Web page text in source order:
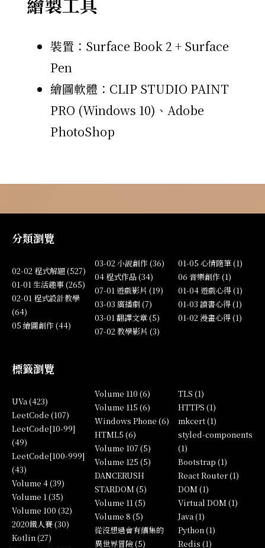
裝置：Surface Book 2 + Surface
Pen
繪圖軟體：CLIP STUDIO PAINT
PRO (Windows 10)、Adobe
PhotoShop
分類瀏覽
02-02 程式解題 (527)
01-01 生活趣事 (265)
02-01 程式設計教學
(64)
05 繪圖創作 (44)
03-02 小說創作 (36)
04 程式作品 (34)
07-01 遊戲影片 (19)
03-03 廣播劇 (7)
03-01 翻譯文章 (5)
07-02 教學影片 (3)
01-05 心情隨筆 (1)
06 音樂創作 (1)
01-04 遊戲心得 (1)
01-03 讀書心得 (1)
01-02 漫畫心得 (1)
標籤瀏覽
UVa (423)
LeetCode (107)
LeetCode[10-99]
(49)
LeetCode[100-999]
(43)
Volume 4 (39)
Volume 1 (35)
Volume 100 (32)
2020鐵人賽 (30)
Kotlin (27)
Volume 110 (6)
Volume 115 (6)
Windows Phone (6)
HTML5 (6)
Volume 107 (5)
Volume 125 (5)
DANCERUSH
STARDOM (5)
Volume 11 (5)
Volume 8 (5)
從沒想過會有續集的
異世界冒險 (5)
TLS (1)
HTTPS (1)
mkcert (1)
styled-components
(1)
Bootstrap (1)
React Router (1)
DOM (1)
Virtual DOM (1)
Java (1)
Python (1)
Redis (1)